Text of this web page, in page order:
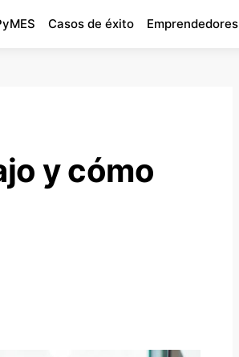
Casos de éxito Emprendedores
y cómo